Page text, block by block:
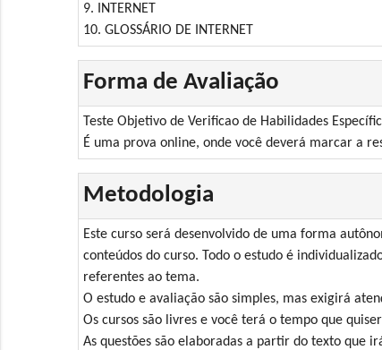
9. INTERNET
10. GLOSSÁRIO DE INTERNET
Forma de Avaliação
Teste Objetivo de Verificao de Habilidades
É uma prova online, onde você deverá marcar a
Metodologia
Este curso será desenvolvido de uma forma
conteúdos do curso. Todo o estudo é
referentes ao tema.
O estudo e avaliação são simples, mas exigirá
Os cursos são livres e você terá o tempo que
As questões são elaboradas a partir do texto que